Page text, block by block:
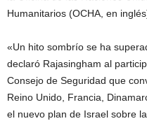
Humanitarios (OCHA, en
«Un hito sombrío se ha
declaró Rajasingham al
Consejo de Seguridad que
Reino Unido, Francia,
el nuevo plan de Israel sobre